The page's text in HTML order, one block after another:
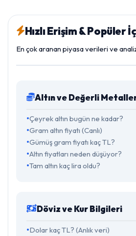
Hızlı Erişim & Popüler
En çok aranan piyasa verileri ve
Altın ve Değerli
Çeyrek altın bugün ne kadar?
Gram altın fiyatı (Canlı)
Gümüş gram fiyatı kaç TL?
Altın fiyatları neden düşüyor?
Tam altın kaç lira oldu?
Döviz ve Kur Bilgileri
Dolar kaç TL? (Anlık veri)